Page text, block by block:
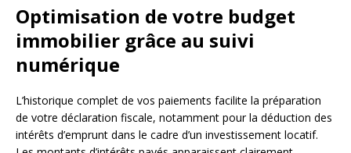
Optimisation de votre budget
immobilier grâce au suivi
numérique
L’historique complet de vos paiements facilite la préparation
de votre déclaration fiscale, notamment pour la déduction des
intérêts d’emprunt dans le cadre d’un investissement locatif.